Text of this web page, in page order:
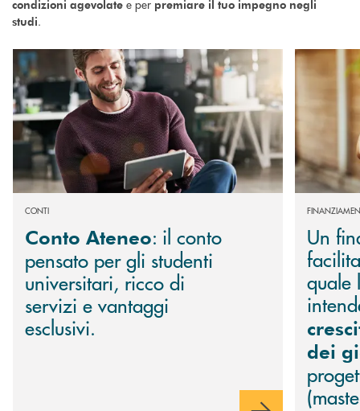
condizioni agevolate e per premiare il tuo impegno negli
studi.
Scopri di più Conto Ateneo : il conto pensato per gli studenti
CONTI
Conto Ateneo: il conto
pensato per gli studenti
universitari, ricco di
servizi e vantaggi
esclusivi.
Scopri di più
Un
quale
dei